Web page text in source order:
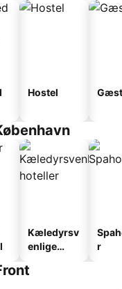
Hostel
Kæledyrsv
enlige
r